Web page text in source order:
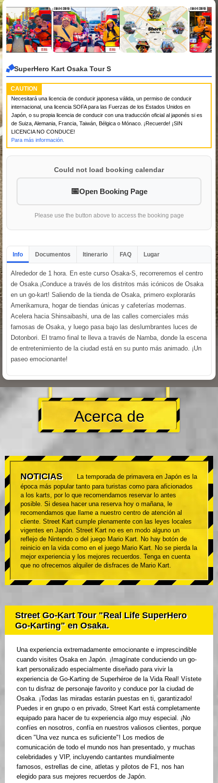
SuperHero Kart Osaka Tour S
CAUTION
Necesitará una licencia de conducir japonesa válida, un permiso de conducir
internacional, una licencia SOFA para las Fuerzas de los Estados Unidos en
Japón, o su propia licencia de conducir con una traducción oficial al japonés si es
de Suiza, Alemania, Francia, Taiwán, Bélgica o Mónaco. ¡Recuerde! ¡SIN
LICENCIA NO CONDUCE!
Para más información.
Could not load booking calendar
Open Booking Page
Please use the button above to access the booking page
Info Documentos Itinerario FAQ Lugar
Alrededor de 1 hora. En este curso Osaka-S, recorreremos el centro
de Osaka.¡Conduce a través de los distritos más icónicos de Osaka
en un go-kart! Saliendo de la tienda de Osaka, primero explorarás
Amerikamura, hogar de tiendas únicas y cafeterías modernas.
Acelera hacia Shinsaibashi, una de las calles comerciales más
famosas de Osaka, y luego pasa bajo las deslumbrantes luces de
Dotonbori. El tramo final te lleva a través de Namba, donde la escena
de entretenimiento de la ciudad está en su punto más animado. ¡Un
paseo emocionante!
Acerca de
NOTICIAS
La temporada de primavera en Japón es la
época más popular tanto para turistas como para aficionados
a los karts, por lo que recomendamos reservar lo antes
posible. Si desea hacer una reserva hoy o mañana, le
recomendamos que llame a nuestro centro de atención al
cliente. Street Kart cumple plenamente con las leyes locales
vigentes en Japón. Street Kart no es en modo alguno un
reflejo de Nintendo o del juego Mario Kart. No hay botón de
reinicio en la vida como en el juego Mario Kart. No se pierda la
mejor experiencia y los mejores recuerdos. Tenga en cuenta
que no ofrecemos alquiler de disfraces de Mario Kart.
Street Go-Kart Tour "Real Life SuperHero
Go-Karting" en Osaka.
Una experiencia extremadamente emocionante e imprescindible
cuando visites Osaka en Japón. ¡Imagínate conduciendo un go-
kart personalizado especialmente diseñado para vivir la
experiencia de Go-Karting de Superhéroe de la Vida Real! Vístete
con tu disfraz de personaje favorito y conduce por la ciudad de
Osaka. ¡Todas las miradas estarán puestas en ti, garantizado!
Puedes ir en grupo o en privado, Street Kart está completamente
equipado para hacer de tu experiencia algo muy especial. ¡No
confíes en nosotros, confía en nuestros valiosos clientes, porque
dicen "Una vez nunca es suficiente"! Los medios de
comunicación de todo el mundo nos han presentado, y muchas
celebridades y VIP, incluyendo cantantes mundialmente
famosos, estrellas de cine, atletas y pilotos de F1, nos han
elegido para sus mejores recuerdos de Japón.